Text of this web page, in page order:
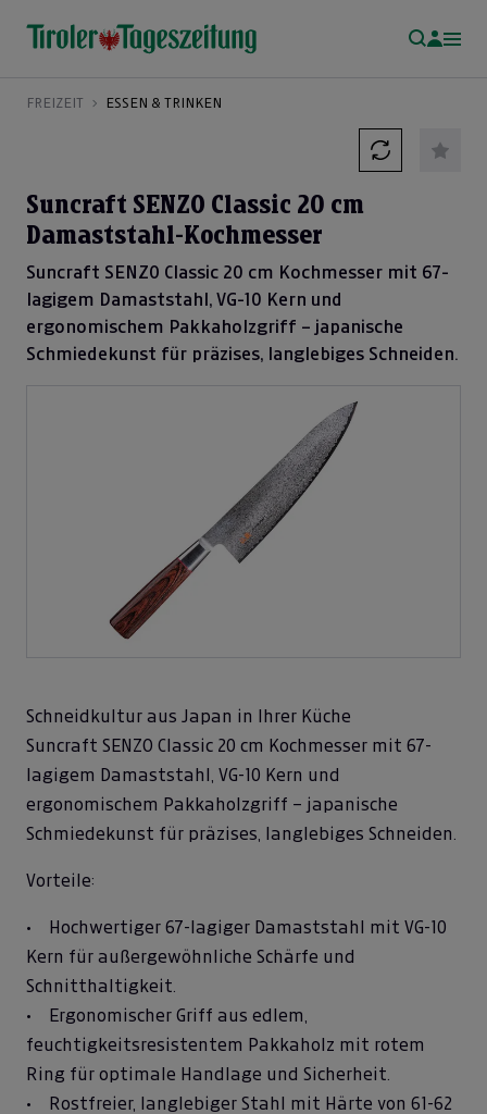
FREIZEIT ESSEN & TRINKEN
Suncraft SENZO Classic 20 cm
Damaststahl-Kochmesser
Suncraft SENZO Classic 20 cm Kochmesser mit 67-
lagigem Damaststahl, VG-10 Kern und
ergonomischem Pakkaholzgriff – japanische
Schmiedekunst für präzises, langlebiges Schneiden.
Schneidkultur aus Japan in Ihrer Küche
Suncraft SENZO Classic 20 cm Kochmesser mit 67-
lagigem Damaststahl, VG-10 Kern und
ergonomischem Pakkaholzgriff – japanische
Schmiedekunst für präzises, langlebiges Schneiden.
Vorteile:
• Hochwertiger 67-lagiger Damaststahl mit VG-10
Kern für außergewöhnliche Schärfe und
Schnitthaltigkeit.
• Ergonomischer Griff aus edlem,
feuchtigkeitsresistentem Pakkaholz mit rotem
Ring für optimale Handlage und Sicherheit.
• Rostfreier, langlebiger Stahl mit Härte von 61-62